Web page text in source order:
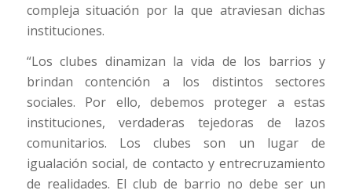
compleja situación por la que atraviesan dichas
instituciones.
“Los clubes dinamizan la vida de los barrios y
brindan contención a los distintos sectores
sociales. Por ello, debemos proteger a estas
instituciones, verdaderas tejedoras de lazos
comunitarios. Los clubes son un lugar de
igualación social, de contacto y entrecruzamiento
de realidades. El club de barrio no debe ser un